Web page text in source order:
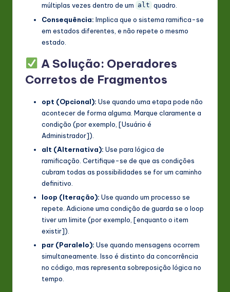
múltiplas vezes dentro de um alt quadro.
Consequência: Implica que o sistema ramifica-se
em estados diferentes, e não repete o mesmo
estado.
A Solução: Operadores
Corretos de Fragmentos
opt (Opcional): Use quando uma etapa pode não
acontecer de forma alguma. Marque claramente a
condição (por exemplo, [Usuário é
Administrador]).
alt (Alternativa): Use para lógica de
ramificação. Certifique-se de que as condições
cubram todas as possibilidades se for um caminho
definitivo.
loop (Iteração): Use quando um processo se
repete. Adicione uma condição de guarda se o loop
tiver um limite (por exemplo, [enquanto o item
existir]).
par (Paralelo): Use quando mensagens ocorrem
simultaneamente. Isso é distinto da concorrência
no código, mas representa sobreposição lógica no
tempo.